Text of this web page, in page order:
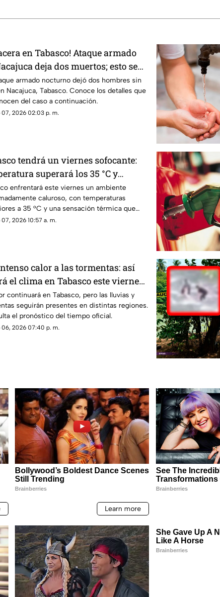
en Tabasco! Ataque armado
deja dos muertos; esto se
armado nocturno dejó dos hombres sin
Nacajuca, Tabasco. Conoce los detalles que
del caso a continuación.
07, 2026 02:03 p. m.
tendrá un viernes sofocante:
superará los 35 °C y
llegará a 40 °C
enfrentará este viernes un ambiente
caluroso, con temperaturas
a 35 °C y una sensación térmica que
alcanzar 45 °C.
2026 10:57 a. m.
calor a las tormentas: así
el clima en Tabasco este viernes
continuará en Tabasco, pero las lluvias y
seguirán presentes en distintas regiones.
el pronóstico del tiempo oficial.
06, 2026 07:40 p. m.